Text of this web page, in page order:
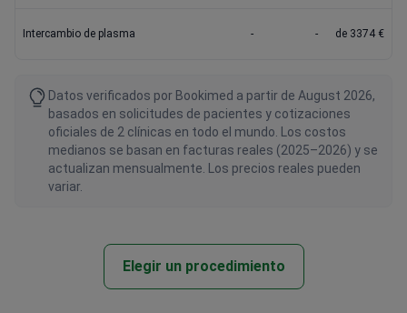
Intercambio de plasma - - de 3374 €
Datos verificados por Bookimed a partir de August 2026,
basados en solicitudes de pacientes y cotizaciones
oficiales de 2 clínicas en todo el mundo. Los costos
medianos se basan en facturas reales (2025–2026) y se
actualizan mensualmente. Los precios reales pueden
variar.
Elegir un procedimiento